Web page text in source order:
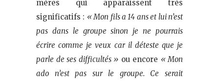
mères qui apparaissent très
significatifs : « Mon fils a 14 ans et lui n’est
pas dans le groupe sinon je ne pourrais
écrire comme je veux car il déteste que je
parle de ses difficultés » ou encore « Mon
ado n’est pas sur le groupe. Ce serait